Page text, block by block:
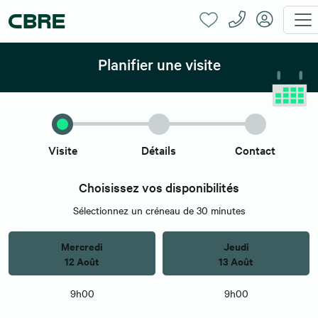
Planifier une visite
Visite Détails Contact
Choisissez vos disponibilités
Sélectionnez un créneau de 30 minutes
Mercredi
12 Août
9h00
Jeudi
13 Août
9h00